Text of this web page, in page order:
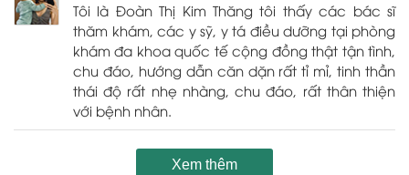
Tôi là Đoàn Thị Kim Thăng tôi thấy các bác sĩ
thăm khám, các y sỹ, y tá điều dưỡng tại phòng
khám đa khoa quốc tế cộng đồng thật tận tình,
chu đáo, hướng dẫn căn dặn rất tỉ mỉ, tinh thần
thái độ rất nhẹ nhàng, chu đáo, rất thân thiện
với bệnh nhân.
Xem thêm